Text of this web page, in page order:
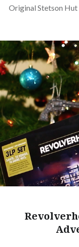
Original Stetson Hut